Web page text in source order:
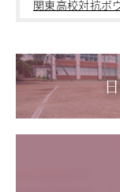
2025.08.22
第55回全国中
んだいin鹿児島
関東高校対抗ボ
1学年総合スポ
た
2026.06.05
「日本選手権水
「59th Japan